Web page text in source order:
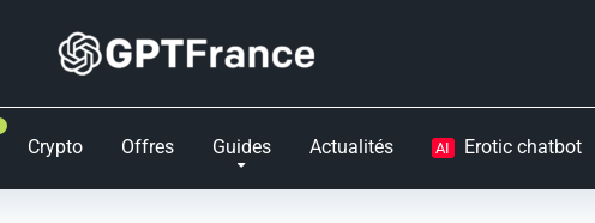
Crypto Offres Guides Actualités AI Erotic chatbot